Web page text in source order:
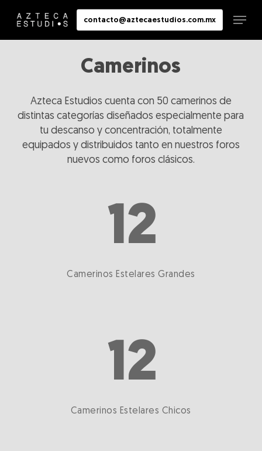
contacto@aztecaestudios.com.mx
Menu
Camerinos
Azteca Estudios cuenta con 50 camerinos de
distintas categorías diseñados especialmente para
tu descanso y concentración, totalmente
equipados y distribuidos tanto en nuestros foros
nuevos como foros clásicos.
12
Camerinos Estelares Grandes
12
Camerinos Estelares Chicos